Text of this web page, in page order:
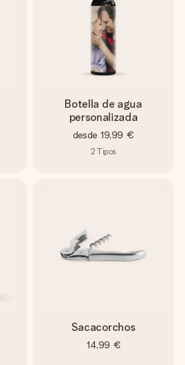
Botella de agua
personalizada
desde 19,99 €
2 Tipos
Sacacorchos
14,99 €